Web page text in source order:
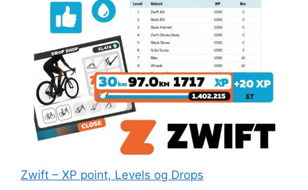
Zwift – XP point, Levels og Drops